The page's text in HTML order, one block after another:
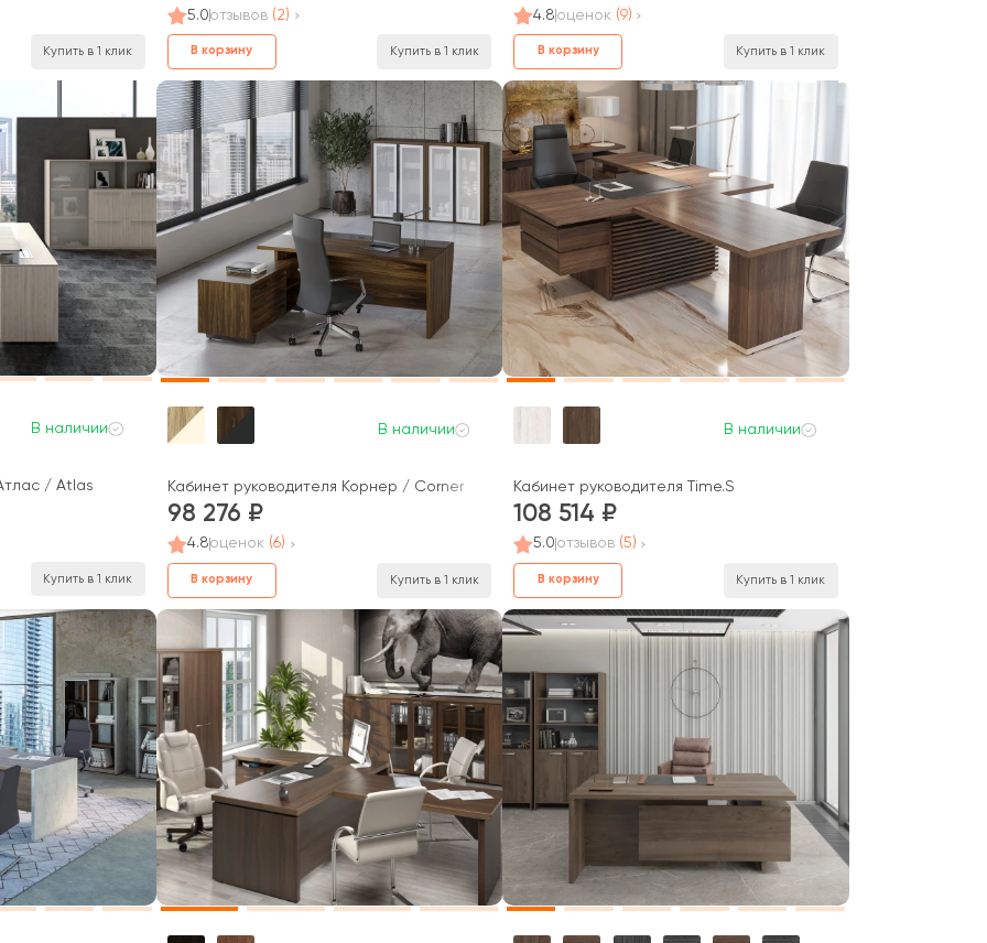
Купить в 1 клик
5.0отзывов (2)
В корзину Купить в 1 клик
4.8 оценок (9)
В корзину Купить в 1 клик
В наличии
/ Atlas
Купить в 1 клик
В наличии
Кабинет руководителя Корнер / Corner
98 276
4.8оценок (6)
В корзину Купить в 1 клик
В наличии
Кабинет руководителя Time.S
108 514
5.0 отзывов (5)
В корзину Купить в 1 клик